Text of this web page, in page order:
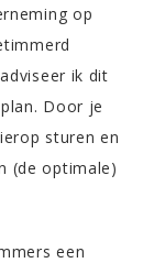
op
ik dit
Door je
sturen en
(de optimale)
een